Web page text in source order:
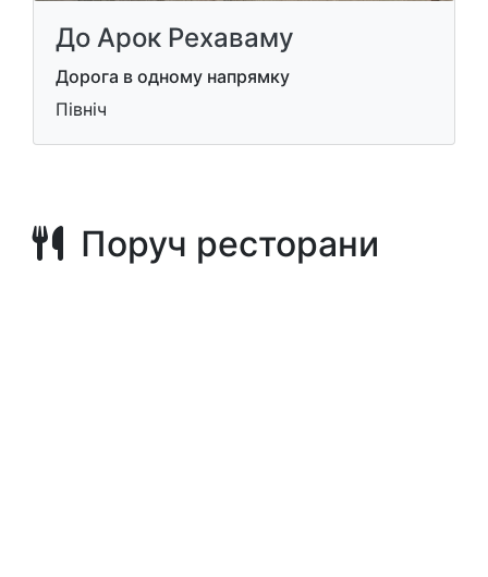
До Арок Рехаваму
Дорога в одному напрямку
Північ
Поруч ресторани